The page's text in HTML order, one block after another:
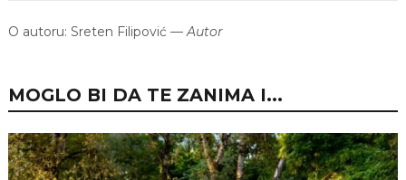
O autoru: Sreten Filipović —Autor
MOGLO BI DA TE ZANIMA I...